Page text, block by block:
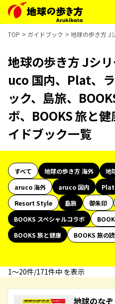
TOP ガイドブック 地球の歩き方 J
地球の歩き方 Jシ
uco 国内、Plat、
ック、島旅、
ボ、BOOKS 旅と
イドブック一覧
すべて 地球の歩き方 海外
地
aruco 海外
aruco 国内 Plat
Resort Style
島旅 御朱印
BOOKS スペシャルコラボ
BOOKS 旅と健康
BOOKS 旅の
1〜20件/171件中 を表示
地球のな